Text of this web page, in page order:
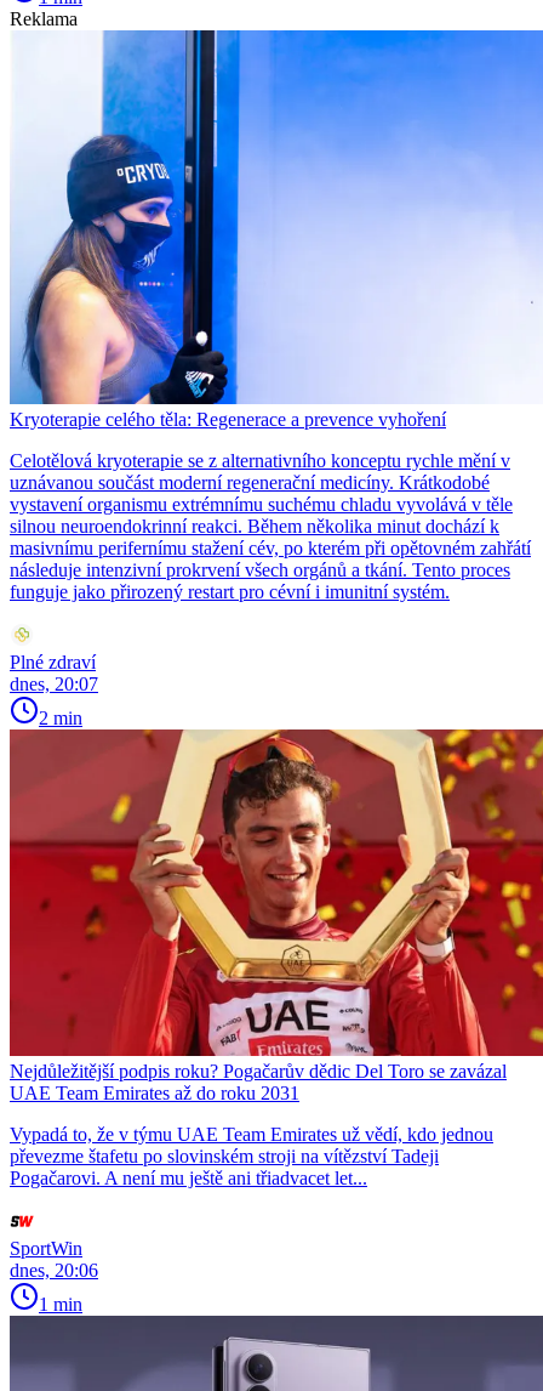
Reklama
Kryoterapie celého těla: Regenerace a prevence vyhoření
Celotělová kryoterapie se z alternativního konceptu rychle mění v
uznávanou součást moderní regenerační medicíny. Krátkodobé
vystavení organismu extrémnímu suchému chladu vyvolává v těle
silnou neuroendokrinní reakci. Během několika minut dochází k
masivnímu perifernímu stažení cév, po kterém při opětovném zahřátí
následuje intenzivní prokrvení všech orgánů a tkání. Tento proces
funguje jako přirozený restart pro cévní i imunitní systém.
Plné zdraví
dnes, 20:07
2 min
Nejdůležitější podpis roku? Pogačarův dědic Del Toro se zavázal
UAE Team Emirates až do roku 2031
Vypadá to, že v týmu UAE Team Emirates už vědí, kdo jednou
převezme štafetu po slovinském stroji na vítězství Tadeji
Pogačarovi. A není mu ještě ani třiadvacet let...
SportWin
dnes, 20:06
1 min